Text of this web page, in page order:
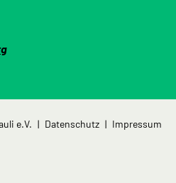
e.V. Navigation
Datenschutz Impressum